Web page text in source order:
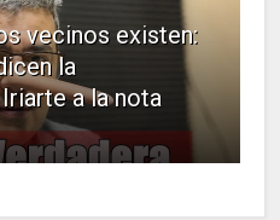
vecinos existen:
la
a la nota